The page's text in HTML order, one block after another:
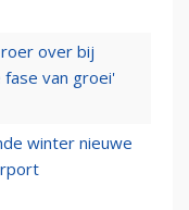
over bij
fase van groei'
winter nieuwe